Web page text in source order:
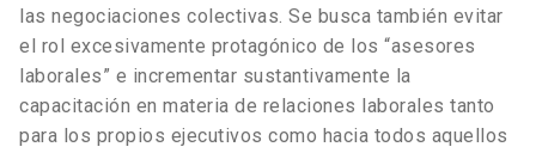
las negociaciones colectivas. Se busca también evitar
el rol excesivamente protagónico de los “asesores
laborales” e incrementar sustantivamente la
capacitación en materia de relaciones laborales tanto
para los propios ejecutivos como hacia todos aquellos